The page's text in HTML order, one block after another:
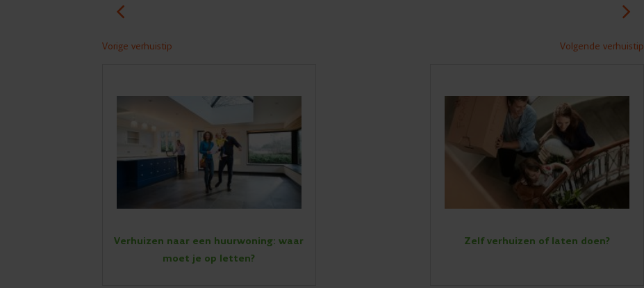
Vorige verhuistip Volgende verhuistip
Verhuizen naar een huurwoning: waar
moet je op letten?
Zelf verhuizen of laten doen?